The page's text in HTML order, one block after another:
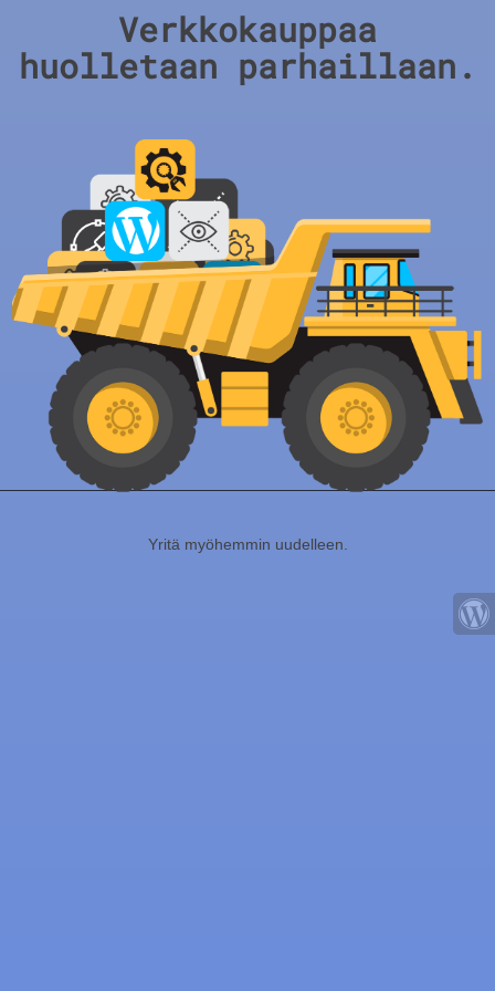
Verkkokauppaa
huolletaan parhaillaan.
Yritä myöhemmin uudelleen.